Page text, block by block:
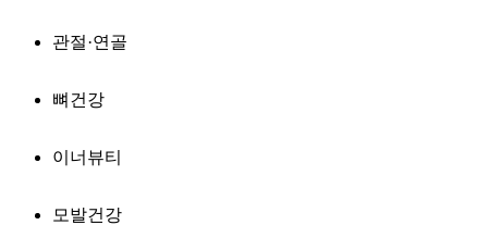
관절·연골
뼈건강
이너뷰티
모발건강